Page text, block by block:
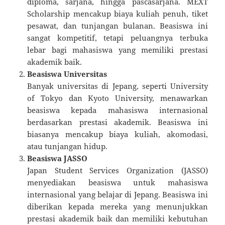
Scholarship mencakup biaya kuliah penuh, tiket
pesawat, dan tunjangan bulanan. Beasiswa ini
sangat kompetitif, tetapi peluangnya terbuka
lebar bagi mahasiswa yang memiliki prestasi
akademik baik.
Beasiswa Universitas
Banyak universitas di Jepang, seperti University
of Tokyo dan Kyoto University, menawarkan
beasiswa kepada mahasiswa internasional
berdasarkan prestasi akademik. Beasiswa ini
biasanya mencakup biaya kuliah, akomodasi,
atau tunjangan hidup.
Beasiswa JASSO
Japan Student Services Organization (JASSO)
menyediakan beasiswa untuk mahasiswa
internasional yang belajar di Jepang. Beasiswa ini
diberikan kepada mereka yang menunjukkan
prestasi akademik baik dan memiliki kebutuhan